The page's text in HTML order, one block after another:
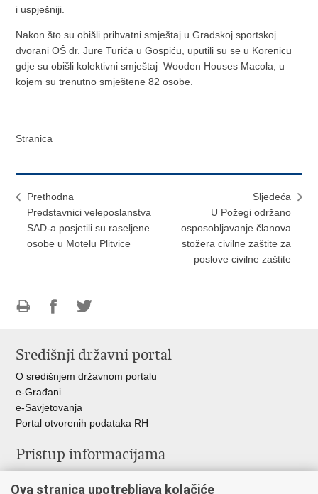
i uspješniji.
Nakon što su obišli prihvatni smještaj u Gradskoj sportskoj
dvorani OŠ dr. Jure Turića u Gospiću, uputili su se u Korenicu
gdje su obišli kolektivni smještaj Wooden Houses Macola, u
kojem su trenutno smještene 82 osobe.
Stranica
Prethodna
Predstavnici veleposlanstva
SAD-a posjetili su raseljene
osobe u Motelu Plitvice
Sljedeća
U Požegi održano
osposobljavanje članova
stožera civilne zaštite za
poslove civilne zaštite
FacebookuTwitteru
Središnji državni portal
O središnjem državnom portalu
e-Građani
e-Savjetovanja
Portal otvorenih podataka RH
Pristup informacijama
Savjetovanje
Ova stranica upotrebljava kolačiće